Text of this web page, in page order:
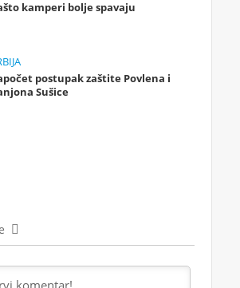
kamperi bolje spavaju
postupak zaštite Povlena i
Sušice